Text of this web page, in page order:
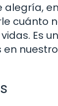
alegría,
cuánto
Es